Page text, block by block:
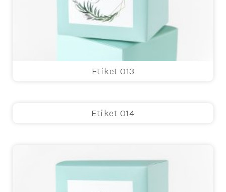
Etiket 013
Etiket 014